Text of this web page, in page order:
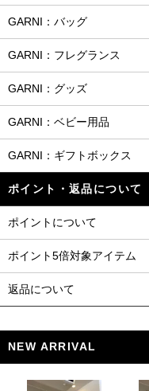
GARNI：バッグ
GARNI：フレグランス
GARNI：グッズ
GARNI：ベビー用品
GARNI：ギフトボックス
ポイント・返品について
ポイントについて
ポイント5倍対象アイテム
返品について
NEW ARRIVAL